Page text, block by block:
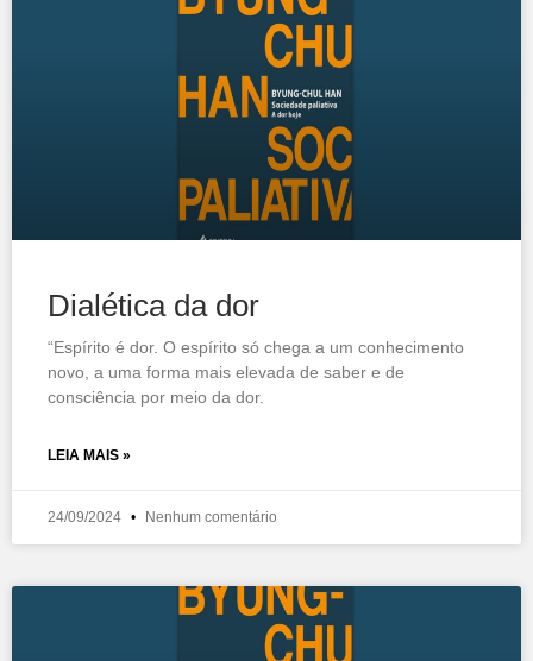
Dialética da dor
“Espírito é dor. O espírito só chega a um conhecimento
novo, a uma forma mais elevada de saber e de
consciência por meio da dor.
LEIA MAIS »
24/09/2024 Nenhum comentário